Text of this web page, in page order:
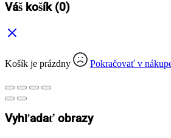
Váš košík (0)
Košík je prázdny Pokračovať v
Vyhľadať obrazy